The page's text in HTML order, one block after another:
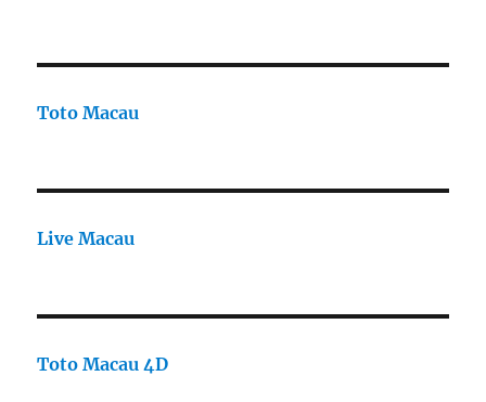
Toto Macau
Live Macau
Toto Macau 4D